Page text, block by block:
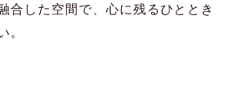
合した空間で、心に残るひととき
。